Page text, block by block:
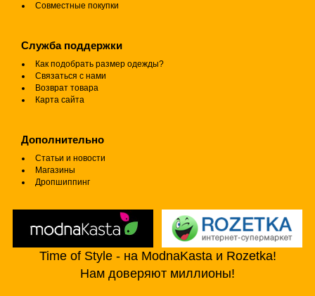
Совместные покупки
Служба поддержки
Как подобрать размер одежды?
Связаться с нами
Возврат товара
Карта сайта
Дополнительно
Статьи и новости
Магазины
Дропшиппинг
Time of Style - на ModnaKasta и Rozetka!
Нам доверяют миллионы!